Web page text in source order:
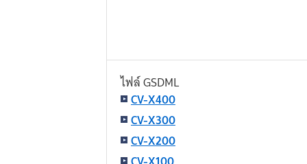
ไฟล์ GSDML
CV-X400
CV-X300
CV-X200